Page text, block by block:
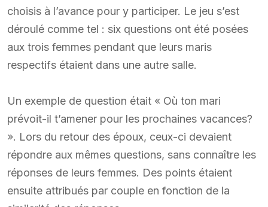
choisis à l’avance pour y participer. Le jeu s’est
déroulé comme tel : six questions ont été posées
aux trois femmes pendant que leurs maris
respectifs étaient dans une autre salle.
Un exemple de question était « Où ton mari
prévoit-il t’amener pour les prochaines vacances?
». Lors du retour des époux, ceux-ci devaient
répondre aux mêmes questions, sans connaître les
réponses de leurs femmes. Des points étaient
ensuite attribués par couple en fonction de la